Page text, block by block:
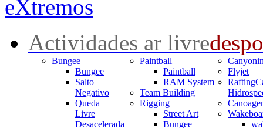
Actividades ar livre
Bungee
Bungee
Salto
Negativo
Queda
Livre
Desacelerada
Paintball
Paintball
RAM System
Team Building
Rigging
Street Art
Bungee
Flyjet
Rafting